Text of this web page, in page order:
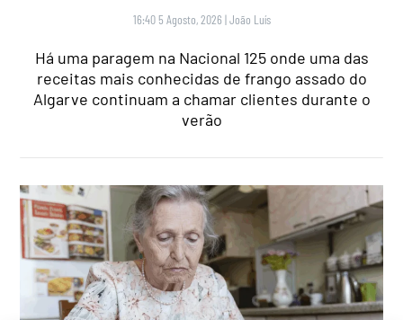
16:40 5 Agosto, 2026 |João Luís
Há uma paragem na Nacional 125 onde uma das
receitas mais conhecidas de frango assado do
Algarve continuam a chamar clientes durante o
verão